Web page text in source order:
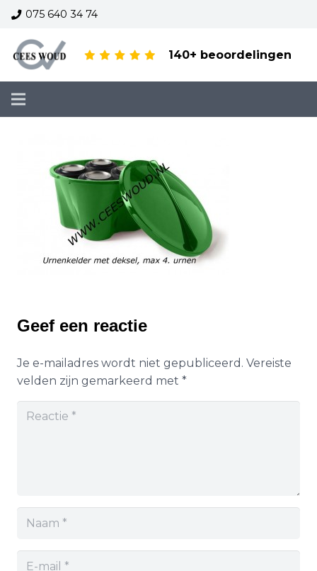
075 640 34 74
140+ beoordelingen
Geef een reactie
Je e-mailadres wordt niet gepubliceerd. Vereiste
velden zijn gemarkeerd met *